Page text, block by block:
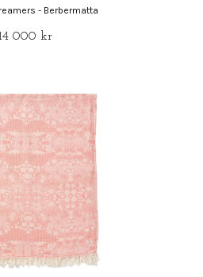
- Berbermatta
000 kr